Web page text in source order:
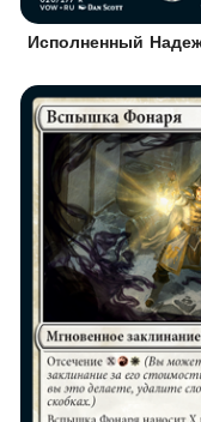
Исполненный